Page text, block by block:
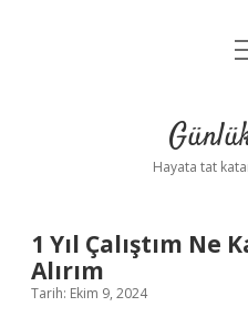
Hayata tat
1 Yıl Çalıştım Ne
Alırım
Tarih: Ekim 9, 2024